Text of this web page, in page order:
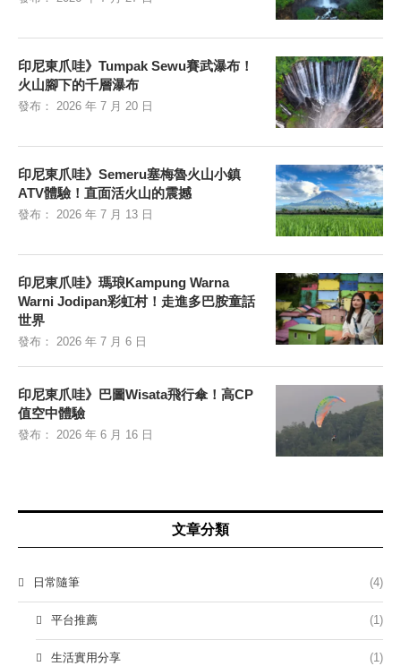
印尼東爪哇》Tumpak Sewu賽武瀑布！
火山腳下的千層瀑布
發布： 2026 年 7 月 20 日
印尼東爪哇》Semeru塞梅魯火山小鎮
ATV體驗！直面活火山的震撼
發布： 2026 年 7 月 13 日
印尼東爪哇》瑪琅Kampung Warna
Warni Jodipan彩虹村！走進多巴胺童話
世界
發布： 2026 年 7 月 6 日
印尼東爪哇》巴圖Wisata飛行傘！高CP
值空中體驗
發布： 2026 年 6 月 16 日
文章分類
日常隨筆 (4)
平台推薦 (1)
生活實用分享 (1)